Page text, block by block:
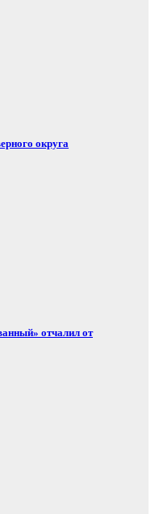
округа
отчалил от